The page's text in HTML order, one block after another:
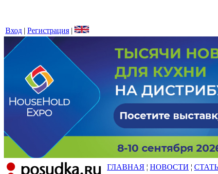
Вход | Регистрация |
ГЛАВНАЯ ¦ НОВОСТИ ¦